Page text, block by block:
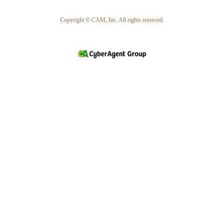
Copyright © CAM, Inc. All rights reserved.